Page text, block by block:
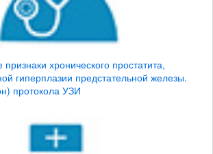
хронического простатита,
гиперплазии предстательной железы.
протокола УЗИ